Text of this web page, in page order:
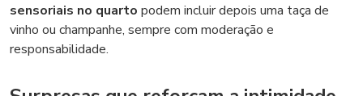
sensoriais no quarto podem incluir depois uma taça de
vinho ou champanhe, sempre com moderação e
responsabilidade.